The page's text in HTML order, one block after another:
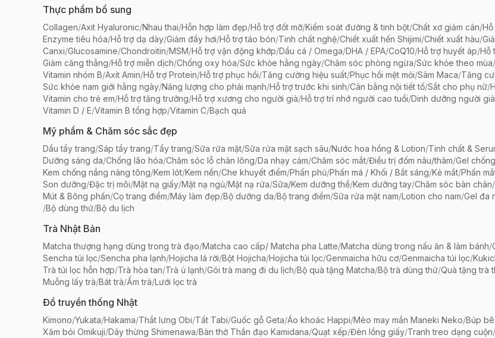
Thực phẩm bổ sung
Collagen/Axit Hyaluronic/Nhau thai/Hỗn hợp làm đẹp/Hỗ trợ đốt mỡ/Kiểm soát đường & tinh bột/Chất xơ giảm cân/
Enzyme tiêu hóa/Hỗ trợ dạ dày/Giảm đầy hơi/Hỗ trợ táo bón/Tinh chất nghệ/Chiết xuất hến Shijimi/Chiết xuất hàu/
Canxi/Glucosamine/Chondroitin/MSM/Hỗ trợ vận động khớp/Dầu cá / Omega/DHA / EPA/CoQ10/Hỗ trợ huyết áp/Hỗ
Giảm căng thẳng/Hỗ trợ miễn dịch/Chống oxy hóa/Sức khỏe hằng ngày/Chăm sóc phòng ngừa/Sức khỏe theo mùa/
Vitamin nhóm B/Axit Amin/Hỗ trợ Protein/Hỗ trợ phục hồi/Tăng cường hiệu suất/Phục hồi mệt mỏi/Sâm Maca/Tăng
Sức khỏe nam giới hằng ngày/Năng lượng cho phái mạnh/Hỗ trợ trước khi sinh/Cân bằng nội tiết tố/Sắt cho phụ nữ/
Vitamin cho trẻ em/Hỗ trợ tăng trưởng/Hỗ trợ xương cho người già/Hỗ trợ trí nhớ người cao tuổi/Dinh dưỡng người
Vitamin D / E/Vitamin B tổng hợp/Vitamin C/Bạch quả
Mỹ phẩm & Chăm sóc sắc đẹp
Dầu tẩy trang/Sáp tẩy trang/Tẩy trang/Sữa rửa mặt/Sữa rửa mặt sạch sâu/Nước hoa hồng & Lotion/Tinh chất &
Dưỡng sáng da/Chống lão hóa/Chăm sóc lỗ chân lông/Da nhạy cảm/Chăm sóc mắt/Điều trị đốm nâu/thâm/Gel
Kem chống nắng nâng tông/Kem lót/Kem nền/Che khuyết điểm/Phấn phủ/Phấn má / Khối / Bắt sáng/Kẻ mắt/Phấn
Son dưỡng/Đặc trị môi/Mặt nạ giấy/Mặt nạ ngủ/Mặt nạ rửa/Sữa/Kem dưỡng thể/Kem dưỡng tay/Chăm sóc bàn chân/
Mút & Bông phấn/Cọ trang điểm/Máy làm đẹp/Bộ dưỡng da/Bộ trang điểm/Sữa rửa mặt nam/Lotion cho nam/Gel đa
/Bộ dùng thử/Bộ du lịch
Trà Nhật Bản
Matcha thượng hạng dùng trong trà đạo/Matcha cao cấp/ Matcha pha Latte/Matcha dùng trong nấu ăn & làm bánh/
Sencha túi lọc/Sencha pha lạnh/Hojicha lá rời/Bột Hojicha/Hojicha túi lọc/Genmaicha hữu cơ/Genmaicha túi lọc/
Trà túi lọc hỗn hợp/Trà hòa tan/Trà ủ lạnh/Gói trà mang đi du lịch/Bộ quà tặng Matcha/Bộ trà dùng thử/Quà tặng trà
Muỗng lấy trà/Bát trà/Ấm trà/Lưới lọc trà
Đồ truyền thống Nhật
Kimono/Yukata/Hakama/Thắt lưng Obi/Tất Tabi/Guốc gỗ Geta/Áo khoác Happi/Mèo may mắn Maneki Neko/Búp
Xăm bói Omikuji/Dây thừng Shimenawa/Bàn thờ Thần đạo Kamidana/Quạt xếp/Đèn lồng giấy/Tranh treo dạng cuộn/